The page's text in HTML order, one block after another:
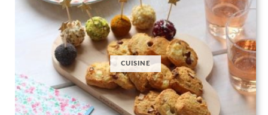
CUISINE